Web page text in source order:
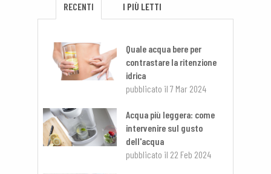
RECENTI I PIÙ LETTI
Quale acqua bere per
contrastare la ritenzione
idrica
pubblicato il 7 Mar 2024
Acqua più leggera: come
intervenire sul gusto
dell'acqua
pubblicato il 22 Feb 2024